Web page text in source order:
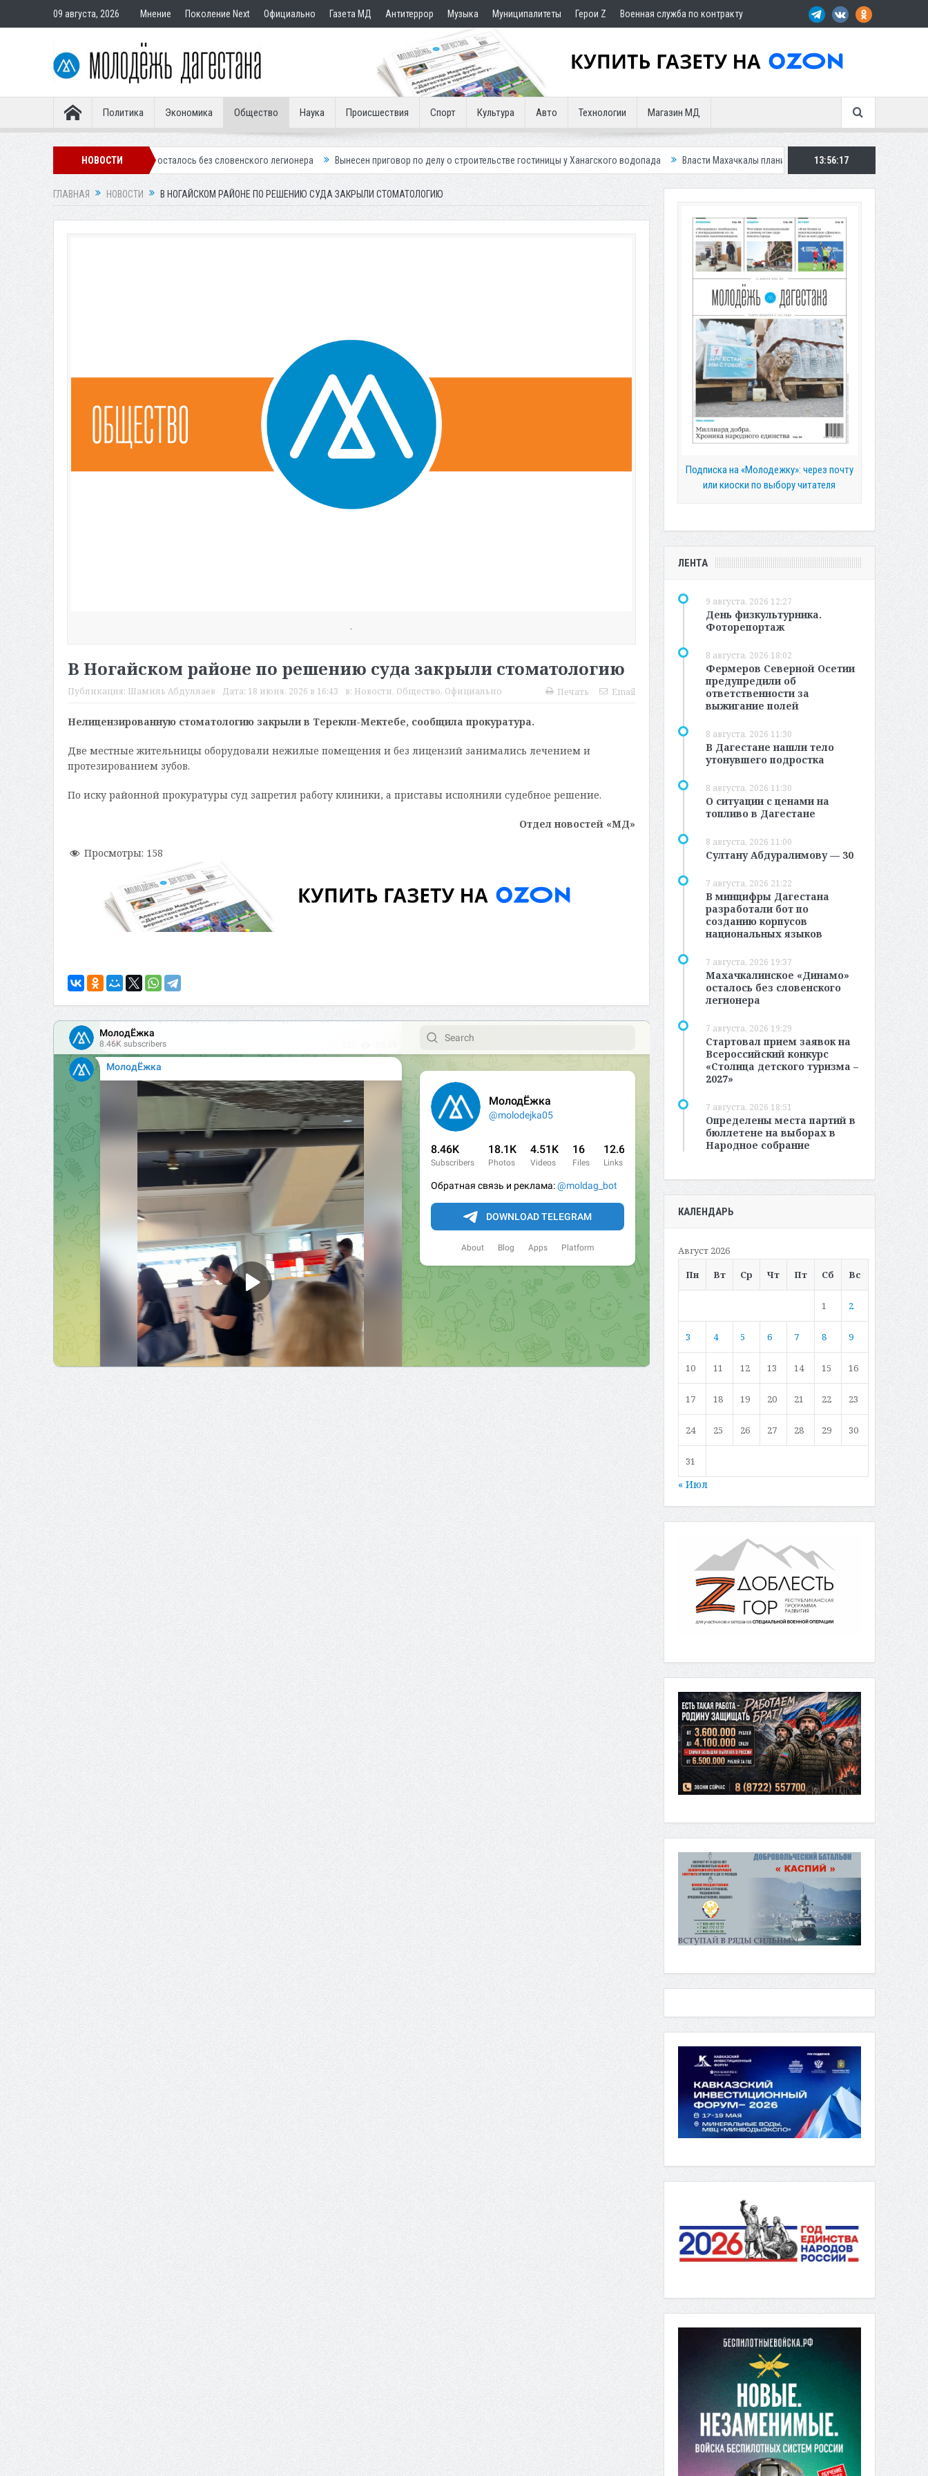
09 августа, 2026 Мнение Поколение Next Официально Газета МД Антитеррор Музыка Муниципалитеты Герои Z Военная служба по контракту
Политика Экономика Общество Наука Происшествия Спорт Культура Авто Технологии Магазин МД
НОВОСТИ
«Динамо» осталось без словенского легионера Вынесен приговор по делу о строительстве гостиницы у Ханагского водопада Власти Махачкалы планирует внедрить новую систему для улучшения
13:56:19
ГЛАВНАЯ НОВОСТИ В НОГАЙСКОМ РАЙОНЕ ПО РЕШЕНИЮ СУДА ЗАКРЫЛИ СТОМАТОЛОГИЮ
.
В Ногайском районе по решению суда закрыли стоматологию
Публикация: Шамиль Абдуллаев Дата: 18 июня, 2026 в 16:43 в: Новости, Общество, Официально Печать Email
Нелицензированную стоматологию закрыли в Терекли-Мектебе, сообщила прокуратура.
Две местные жительницы оборудовали нежилые помещения и без лицензий занимались лечением и
протезированием зубов.
По иску районной прокуратуры суд запретил работу клиники, а приставы исполнили судебное решение.
Отдел новостей «МД»
Просмотры: 158
Подписка на «Молодежку»: через почту
или киоски по выбору читателя
ЛЕНТА
9 августа, 2026 12:27
День физкультурника.
Фоторепортаж
8 августа, 2026 18:02
Фермеров Северной Осетии
предупредили об
ответственности за
выжигание полей
8 августа, 2026 11:30
В Дагестане нашли тело
утонувшего подростка
8 августа, 2026 11:30
О ситуации с ценами на
топливо в Дагестане
8 августа, 2026 11:00
Султану Абдуралимову — 30
7 августа, 2026 21:22
В минцифры Дагестана
разработали бот по
созданию корпусов
национальных языков
7 августа, 2026 19:37
Махачкалинское «Динамо»
осталось без словенского
легионера
7 августа, 2026 19:29
Стартовал прием заявок на
Всероссийский конкурс
«Столица детского туризма –
2027»
7 августа, 2026 18:51
Определены места партий в
бюллетене на выборах в
Народное собрание
КАЛЕНДАРЬ
Август 2026
Пн
Вт Ср Чт Пт Сб Вс
1 2
3 4 5 6 7 8 9
10 11 12 13 14 15 16
17 18 19 20 21 22 23
24 25 26 27 28 29 30
31
« Июл